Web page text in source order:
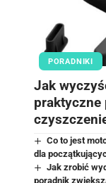
PORADNIKI
Jak
praktyczne
Co to jest
dla
Jak zrobić
poradnik